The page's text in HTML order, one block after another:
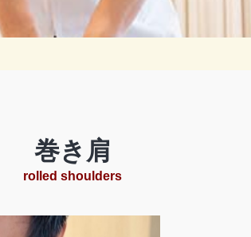
巻き肩
rolled shoulders